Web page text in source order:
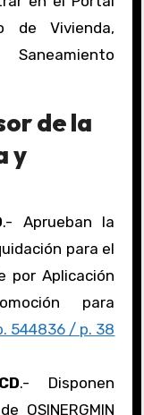
de Vivienda,
de la
y
.- Aprueban la
para el
por Aplicación
para
544836 / p. 38
.- Disponen
OSINERGMIN